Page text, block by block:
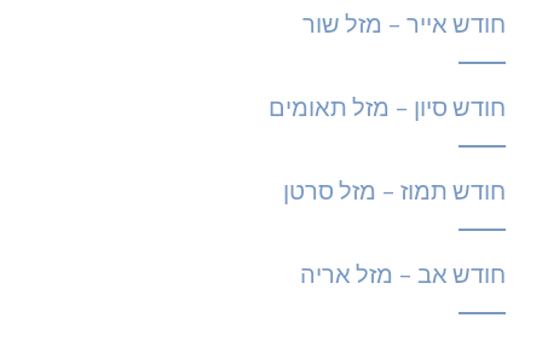
חודש אייר – מזל שור
חודש סיון – מזל תאומים
חודש תמוז – מזל סרטן
חודש אב – מזל אריה